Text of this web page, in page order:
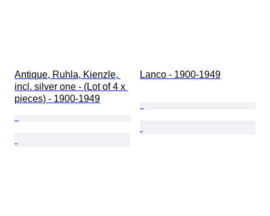
Antique, Ruhla, Kienzle,
incl. silver one - (Lot of 4 x
pieces) - 1900-1949
Lanco - 1900-1949